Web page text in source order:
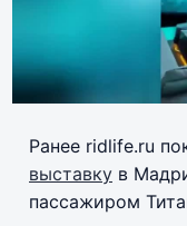
Ранее ridlife.ru
выставку в
пассажиром